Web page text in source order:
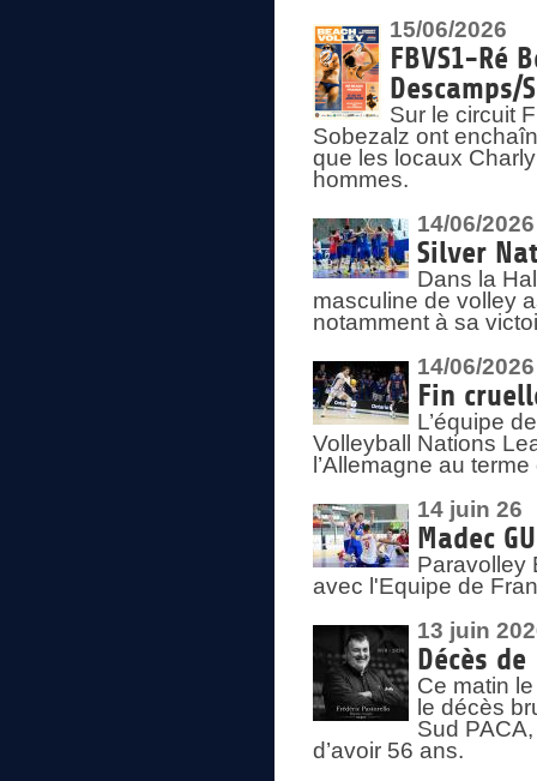
15/06/2026
FBVS1-Ré
Descamps/
Sur le circuit
Sobezalz ont
que les locaux
hommes.
14/06/2026
Silver
Dans la
masculine de volley
notamment à sa
14/06/2026
Fin
L’équipe
Volleyball Nations
l’Allemagne au
14 juin 26
Madec
Paravolley
avec l'Equipe de
13 juin
Décès de
Ce matin
le décès
Sud
d’avoir 56 ans.